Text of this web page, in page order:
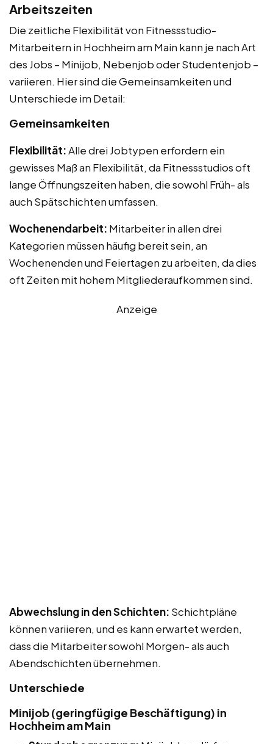
Arbeitszeiten
Die zeitliche Flexibilität von Fitnessstudio-
Mitarbeitern in Hochheim am Main kann je nach Art
des Jobs – Minijob, Nebenjob oder Studentenjob –
variieren. Hier sind die Gemeinsamkeiten und
Unterschiede im Detail:
Gemeinsamkeiten
Flexibilität:Alle drei Jobtypen erfordern ein
gewisses Maß an Flexibilität, da Fitnessstudios oft
lange Öffnungszeiten haben, die sowohl Früh- als
auch Spätschichten umfassen.
Wochenendarbeit: Mitarbeiter in allen drei
Kategorien müssen häufig bereit sein, an
Wochenenden und Feiertagen zu arbeiten, da dies
oft Zeiten mit hohem Mitgliederaufkommen sind.
Anzeige
Abwechslung in den Schichten: Schichtpläne
können variieren, und es kann erwartet werden,
dass die Mitarbeiter sowohl Morgen- als auch
Abendschichten übernehmen.
Unterschiede
Minijob (geringfügige Beschäftigung) in
Hochheim am Main